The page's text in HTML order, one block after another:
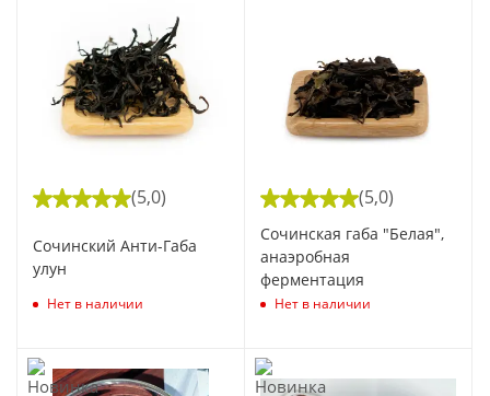
(5,0)
Сочинский Анти-Габа
улун
Нет в наличии
(5,0)
Сочинская габа "Белая",
анаэробная
ферментация
Нет в наличии